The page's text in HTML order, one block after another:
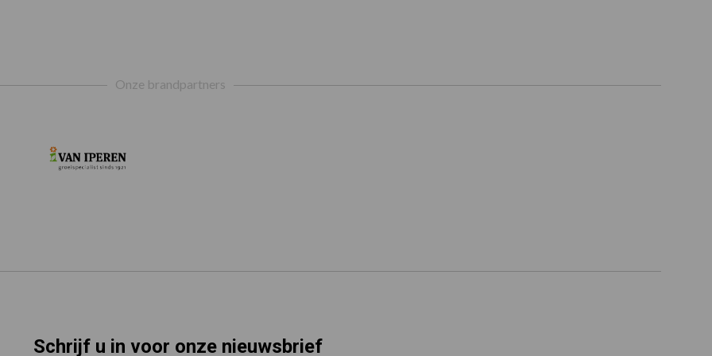
Onze brandpartners
Schrijf u in voor onze nieuwsbrief